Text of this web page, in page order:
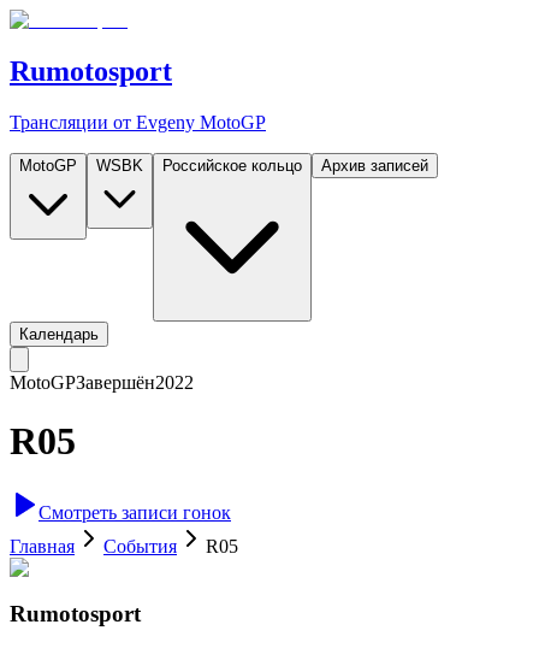
Rumotosport
Трансляции от Evgeny MotoGP
MotoGP WSBK Российское кольцо Архив записей
Календарь
MotoGPЗавершён2022
R05
Смотреть записи гонок
Главная
События R05
Rumotosport